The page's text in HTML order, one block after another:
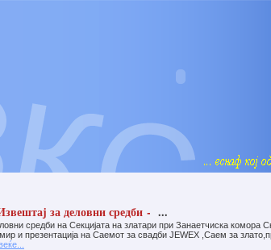
за деловни средби - ...
средби на Секцијата на златари при Занаетчиска комора
и презентација на Саемот за свадби JEWEX ,Саем за